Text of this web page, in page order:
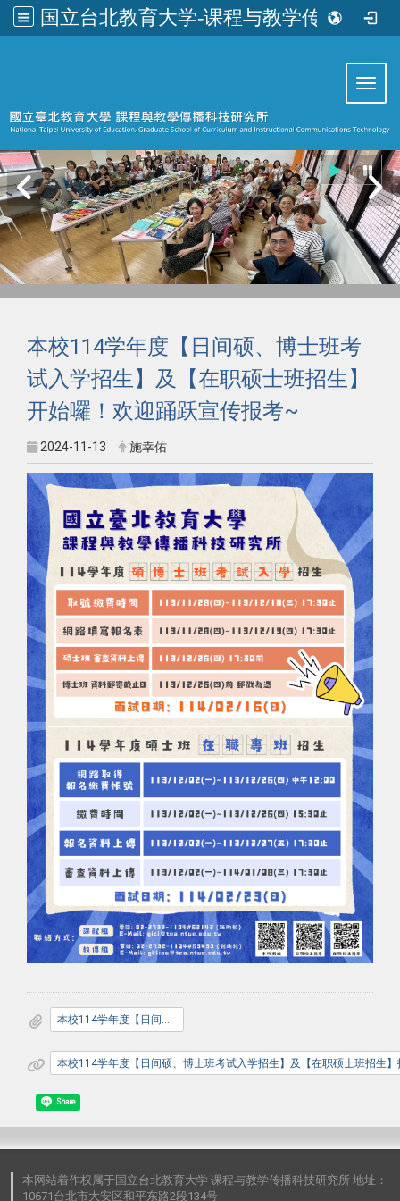
国立台北教育大学-课程与教学传播科技研究所
本校114学年度【日间硕、博士班考
试入学招生】及【在职硕士班招生】
开始囉！欢迎踊跃宣传报考~
2024-11-13 施幸佑
本校114学年度【日间硕、博士班考试入学招生】及【在职硕士班招生】招生海报
本校114学年度【日间硕、博士班考试入学招生】及【在职硕士班招生】
Share
本网站着作权属于国立台北教育大学 课程与教学传播科技研究所 地址：
10671台北市大安区和平东路2段134号